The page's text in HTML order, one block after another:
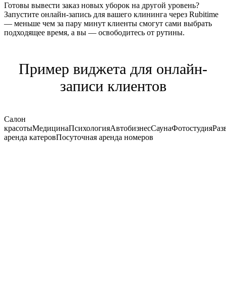
Готовы вывести заказ новых уборок на другой уровень?
Запустите онлайн-запись для вашего клининга через Rubitime
— меньше чем за пару минут клиенты смогут сами выбрать
подходящее время, а вы — освободитесь от рутины.
Пример виджета для онлайн-
записи клиентов
Салон
красотыМедицинаПсихологияАвтобизнесСаунаФотостудия
аренда катеровПосуточная аренда номеров